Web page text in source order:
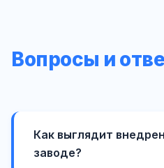
Вопросы и
Как выглядит
заводе?